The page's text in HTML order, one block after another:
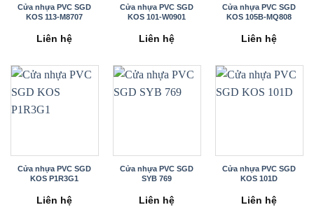
Cửa nhựa PVC SGD
KOS 113-M8707
Liên hệ
Cửa nhựa PVC SGD
KOS 101-W0901
Liên hệ
Cửa nhựa PVC SGD
KOS 105B-MQ808
Liên hệ
Cửa nhựa PVC SGD
KOS P1R3G1
Liên hệ
Cửa nhựa PVC SGD
SYB 769
Liên hệ
Cửa nhựa PVC SGD
KOS 101D
Liên hệ